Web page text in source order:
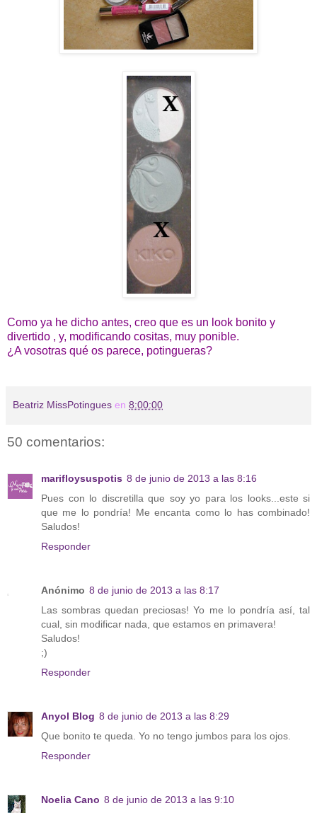
Como ya he dicho antes, creo que es un look bonito y
divertido , y, modificando cositas, muy ponible.
¿A vosotras qué os parece, potingueras?
Beatriz MissPotingues en 8:00:00
50 comentarios:
marifloysuspotis 8 de junio de 2013 a las 8:16
Pues con lo discretilla que soy yo para los looks...este si
que me lo pondría! Me encanta como lo has combinado!
Saludos!
Responder
Anónimo 8 de junio de 2013 a las 8:17
Las sombras quedan preciosas! Yo me lo pondría así, tal
cual, sin modificar nada, que estamos en primavera!
Saludos!
;)
Responder
Anyol Blog 8 de junio de 2013 a las 8:29
Que bonito te queda. Yo no tengo jumbos para los ojos.
Responder
Noelia Cano 8 de junio de 2013 a las 9:10